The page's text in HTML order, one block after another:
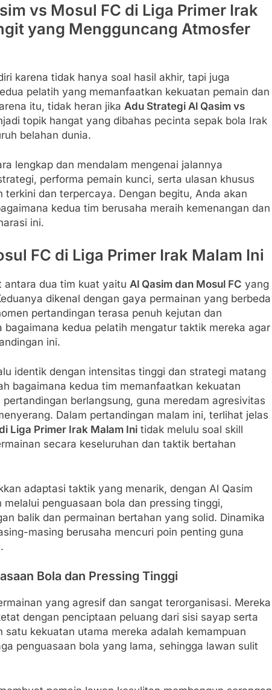
vs Mosul FC di Liga Primer Irak
yang Mengguncang Atmosfer
karena tidak hanya soal hasil akhir, tapi juga
pelatih yang memanfaatkan kekuatan pemain dan
itu, tidak heran jika Adu Strategi Al Qasim vs
topik hangat yang dibahas pecinta sepak bola Irak
belahan dunia.
lengkap dan mendalam mengenai jalannya
performa pemain kunci, serta ulasan khusus
dan terpercaya. Dengan begitu, Anda akan
kedua tim berusaha meraih kemenangan dan
ini.
FC di Liga Primer Irak Malam Ini
antara dua tim kuat yaitu Al Qasim dan Mosul FC yang
dikenal dengan gaya permainan yang berbeda
pertandingan terasa penuh kejutan dan
kedua pelatih mengatur taktik mereka agar
ini.
identik dengan intensitas tinggi dan strategi matang
bagaimana kedua tim memanfaatkan kekuatan
berlangsung, guna meredam agresivitas
Dalam pertandingan malam ini, terlihat jelas
Liga Primer Irak Malam Ini tidak melulu soal skill
secara keseluruhan dan taktik bertahan
adaptasi taktik yang menarik, dengan Al Qasim
penguasaan bola dan pressing tinggi,
balik dan permainan bertahan yang solid. Dinamika
masing berusaha mencuri poin penting guna
Bola dan Pressing Tinggi
yang agresif dan sangat terorganisasi. Mereka
dengan penciptaan peluang dari sisi sayap serta
kekuatan utama mereka adalah kemampuan
penguasaan bola yang lama, sehingga lawan sulit